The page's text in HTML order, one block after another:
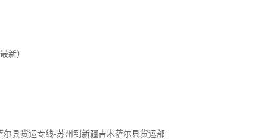
新）
县货运专线-苏州到新疆吉木萨尔县货运部